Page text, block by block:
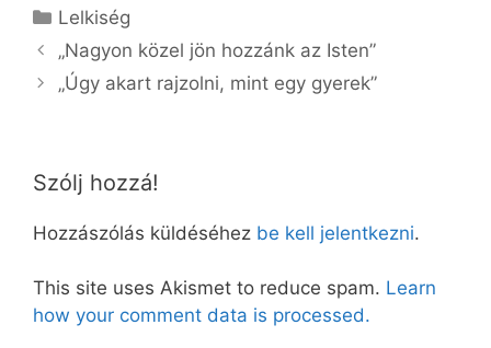
Kategória
Lelkiség
„Nagyon közel jön hozzánk az Isten”
„Úgy akart rajzolni, mint egy gyerek”
Szólj hozzá!
Hozzászólás küldéséhez be kell jelentkezni.
This site uses Akismet to reduce spam. Learn
how your comment data is processed.